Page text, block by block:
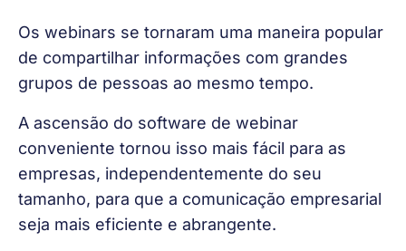
Os webinars se tornaram uma maneira popular
de compartilhar informações com grandes
grupos de pessoas ao mesmo tempo.
A ascensão do software de webinar
conveniente tornou isso mais fácil para as
empresas, independentemente do seu
tamanho, para que a comunicação empresarial
seja mais eficiente e abrangente.